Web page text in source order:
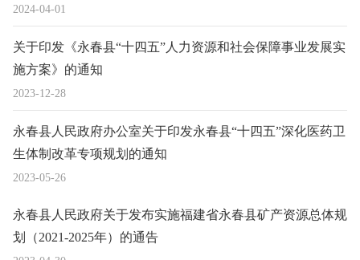
2024-04-01
2023-12-28
关于印发《永春县“十四五”人力资源和社会保障事业发展实
施方案》的通知
2023-05-26
永春县人民政府办公室关于印发永春县“十四五”深化医药卫
生体制改革专项规划的通知
永春县人民政府关于发布实施福建省永春县矿产资源总体规
划（2021-2025年）的通告